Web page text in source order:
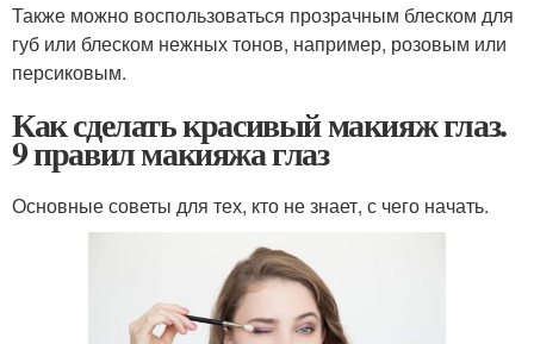
Также можно воспользоваться прозрачным блеском для
губ или блеском нежных тонов, например, розовым или
персиковым.
Как сделать красивый макияж глаз.
9 правил макияжа глаз
Основные советы для тех, кто не знает, с чего начать.